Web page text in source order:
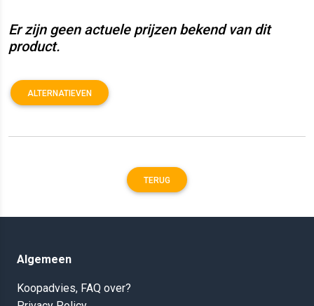
Er zijn geen actuele prijzen bekend van dit
product.
ALTERNATIEVEN
TERUG
Algemeen
Koopadvies, FAQ over?